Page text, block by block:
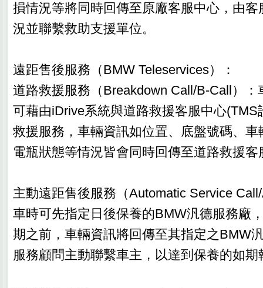
損情況等將同時回傳至原廠客服中心，由
況並聯繫救助支援單位。
遠距售後服務（BMW Teleservices）：
道路救援服務（Breakdown Call/B-Call）：
可藉由iDrive系統與道路救援客服中心(TMS
救援服務，車輛資訊如位置、底盤號碼、
電瓶狀態等情況皆會同時回傳至道路救援客
主動遠距售後服務（Automatic Service
車時可先指定日後保養的BMW汎德服務廠
期之前，車輛資訊將回傳至其指定之BMW
服務顧問主動聯繫車主，以達到保養的如期